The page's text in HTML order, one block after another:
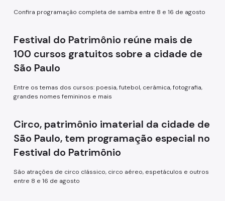
Piá
Vocacional
Jovem Monitor Cultural
Fundação Theatro Municipal
Notícias da Cultura
Arquivo Histórico
Confira programação completa de samba entre 8 e 16 de agosto
Festival do Patrimônio reúne mais de
100 cursos gratuitos sobre a cidade de
São Paulo
Entre os temas dos cursos: poesia, futebol, cerâmica, fotografia,
grandes nomes femininos e mais
Circo, patrimônio imaterial da cidade de
São Paulo, tem programação especial no
Festival do Patrimônio
São atrações de circo clássico, circo aéreo, espetáculos e outros
entre 8 e 16 de agosto